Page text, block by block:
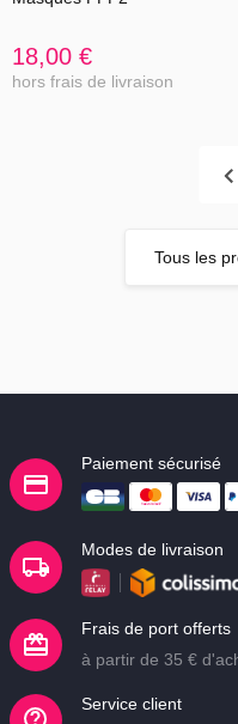
18,00 €
hors frais de livraison
Tous les
Paiement sécurisé
Modes de livraison
Frais de port offerts
à partir de 35 €
Service client